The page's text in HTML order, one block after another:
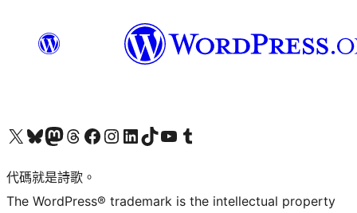
Visit our X (formerly Twitter) account
Visit our Bluesky account
Visit our Mastodon account
Visit our Threads account
訪問我們的 Facebook 專頁Visit our Instagram account
Visit our LinkedIn account
Visit our TikTok account
Visit our YouTube channel
Visit our Tumblr account
代碼就是詩歌。
The WordPress® trademark is the intellectual property